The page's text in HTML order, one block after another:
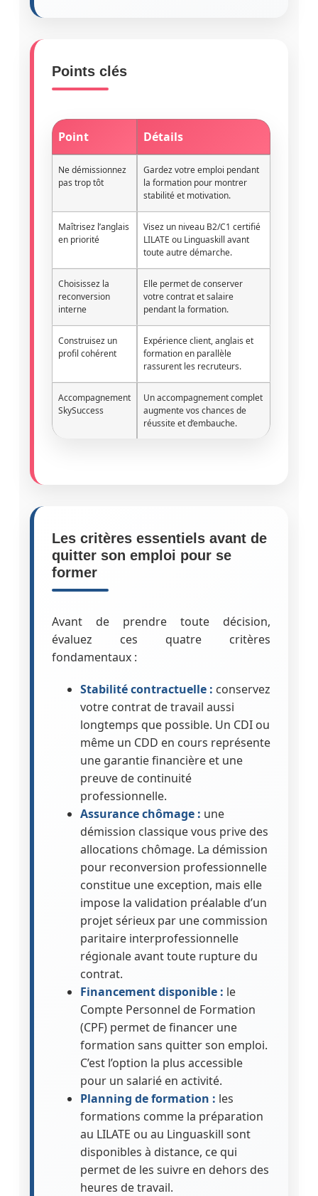
Points clés
Point Détails
Ne démissionnez
pas trop tôt
Gardez votre emploi pendant
la formation pour montrer
stabilité et motivation.
Maîtrisez l’anglais
en priorité
Visez un niveau B2/C1 certifié
LILATE ou Linguaskill avant
toute autre démarche.
Choisissez la
reconversion
interne
Elle permet de conserver
votre contrat et salaire
pendant la formation.
Construisez un
profil cohérent
Expérience client, anglais et
formation en parallèle
rassurent les recruteurs.
Accompagnement
SkySuccess
Un accompagnement complet
augmente vos chances de
réussite et d’embauche.
Les critères essentiels avant de
quitter son emploi pour se
former
Avant de prendre toute décision,
évaluez ces quatre critères
fondamentaux :
Stabilité contractuelle : conservez
votre contrat de travail aussi
longtemps que possible. Un CDI ou
même un CDD en cours représente
une garantie financière et une
preuve de continuité
professionnelle.
Assurance chômage : une
démission classique vous prive des
allocations chômage. La démission
pour reconversion professionnelle
constitue une exception, mais elle
impose la validation préalable d’un
projet sérieux par une commission
paritaire interprofessionnelle
régionale avant toute rupture du
contrat.
Financement disponible : le
Compte Personnel de Formation
(CPF) permet de financer une
formation sans quitter son emploi.
C’est l’option la plus accessible
pour un salarié en activité.
Planning de formation : les
formations comme la préparation
au LILATE ou au Linguaskill sont
disponibles à distance, ce qui
permet de les suivre en dehors des
heures de travail.